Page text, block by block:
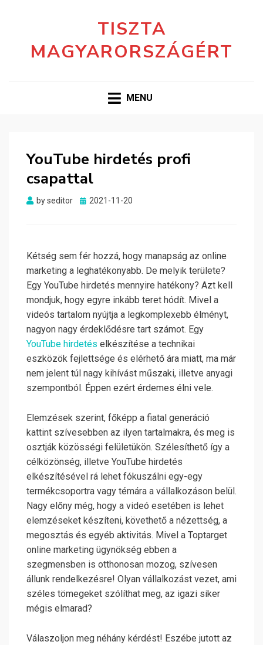
TISZTA
MAGYARORSZÁGÉRT
MENU
YouTube hirdetés profi
csapattal
byseditor
Posted
2021-11-20
Kétség sem fér hozzá, hogy manapság az online
marketing a leghatékonyabb. De melyik területe?
Egy YouTube hirdetés mennyire hatékony? Azt kell
mondjuk, hogy egyre inkább teret hódít. Mivel a
videós tartalom nyújtja a legkomplexebb élményt,
nagyon nagy érdeklődésre tart számot. Egy
YouTube hirdetés elkészítése a technikai
eszközök fejlettsége és elérhető ára miatt, ma már
nem jelent túl nagy kihívást műszaki, illetve anyagi
szempontból. Éppen ezért érdemes élni vele.
Elemzések szerint, főképp a fiatal generáció
kattint szívesebben az ilyen tartalmakra, és meg is
osztják közösségi felületükön. Szélesíthető így a
célközönség, illetve YouTube hirdetés
elkészítésével rá lehet fókuszálni egy-egy
termékcsoportra vagy témára a vállalkozáson belül.
Nagy előny még, hogy a videó esetében is lehet
elemzéseket készíteni, követhető a nézettség, a
megosztás és egyéb aktivitás. Mivel a Toptarget
online marketing ügynökség ebben a
szegmensben is otthonosan mozog, szívesen
állunk rendelkezésre! Olyan vállalkozást vezet, ami
széles tömegeket szólíthat meg, az igazi siker
mégis elmarad?
Válaszoljon meg néhány kérdést! Eszébe jutott az